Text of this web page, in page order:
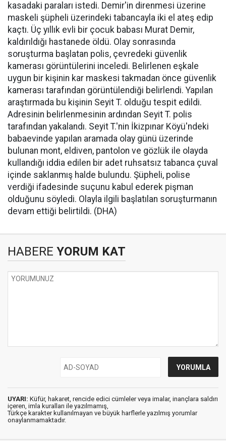
kasadaki paraları istedi. Demir'in direnmesi üzerine
maskeli şüpheli üzerindeki tabancayla iki el ateş edip
kaçtı. Üç yıllık evli bir çocuk babası Murat Demir,
kaldırıldığı hastanede öldü. Olay sonrasında
soruşturma başlatan polis, çevredeki güvenlik
kamerası görüntülerini inceledi. Belirlenen eşkale
uygun bir kişinin kar maskesi takmadan önce güvenlik
kamerası tarafından görüntülendiği belirlendi. Yapılan
araştırmada bu kişinin Seyit T. olduğu tespit edildi.
Adresinin belirlenmesinin ardından Seyit T. polis
tarafından yakalandı. Seyit T.'nin İkizpınar Köyü'ndeki
babaevinde yapılan aramada olay günü üzerinde
bulunan mont, eldiven, pantolon ve gözlük ile olayda
kullandığı iddia edilen bir adet ruhsatsız tabanca çuval
içinde saklanmış halde bulundu. Şüpheli, polise
verdiği ifadesinde suçunu kabul ederek pişman
olduğunu söyledi. Olayla ilgili başlatılan soruşturmanın
devam ettiği belirtildi. (DHA)
HABERE YORUM KAT
UYARI: Küfür, hakaret, rencide edici cümleler veya imalar, inançlara saldırı
içeren, imla kuralları ile yazılmamış,
Türkçe karakter kullanılmayan ve büyük harflerle yazılmış yorumlar
onaylanmamaktadır.